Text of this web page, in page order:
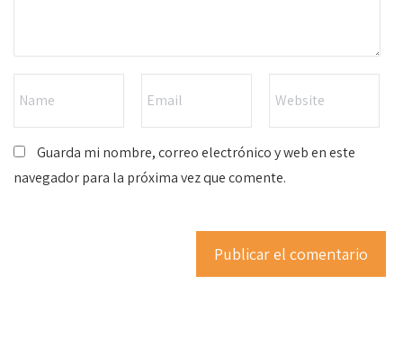
Guarda mi nombre, correo electrónico y web en este
navegador para la próxima vez que comente.